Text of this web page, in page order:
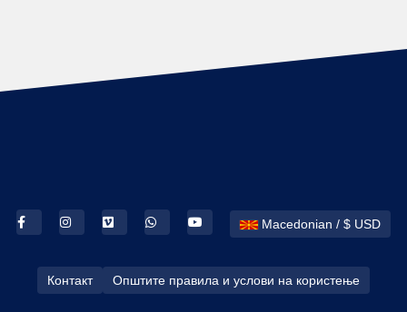
Macedonian / $ USD
Контакт Општите правила и услови на користење